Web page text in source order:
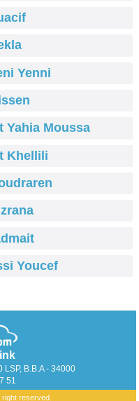
Yenni
Yahia Moussa
Khellili
Youcef
LSP, B.B.A - 34000
51
reserved.